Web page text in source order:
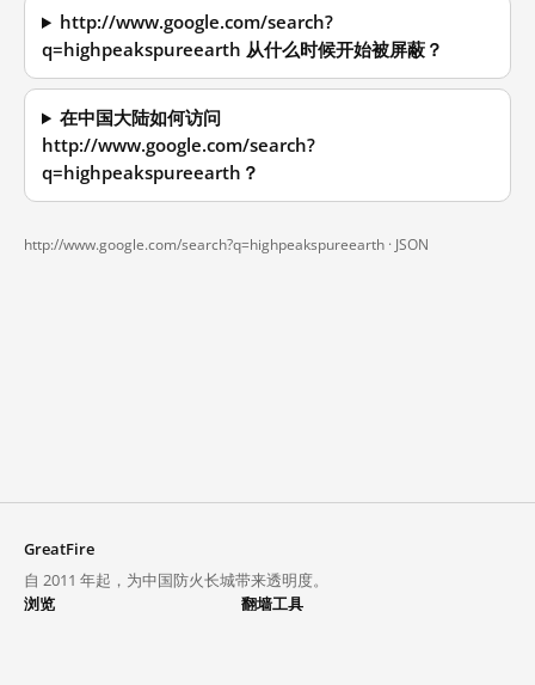
http://www.google.com/search?
q=highpeakspureearth 从什么时候开始被屏蔽？
在中国大陆如何访问
http://www.google.com/search?
q=highpeakspureearth？
http://www.google.com/search?q=highpeakspureearth · JSON
GreatFire
自 2011 年起，为中国防火长城带来透明度。
浏览
翻墙工具